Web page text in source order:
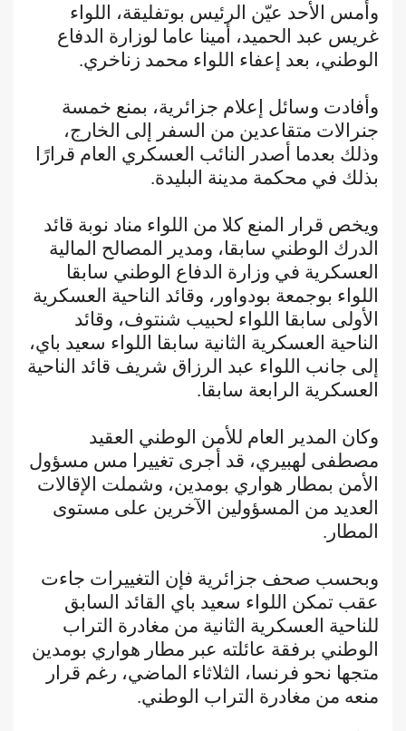
وأمس الأحد عيّن الرئيس بوتفليقة، اللواء
غريس عبد الحميد، أمينا عاما لوزارة الدفاع
الوطني، بعد إعفاء اللواء محمد زناخري.
وأفادت وسائل إعلام جزائرية، بمنع خمسة
جنرالات متقاعدين من السفر إلى الخارج،
وذلك بعدما أصدر النائب العسكري العام قرارًا
بذلك في محكمة مدينة البليدة.
ويخص قرار المنع كلا من اللواء مناد نوبة قائد
الدرك الوطني سابقا، ومدير المصالح المالية
العسكرية في وزارة الدفاع الوطني سابقا
اللواء بوجمعة بودواور، وقائد الناحية العسكرية
الأولى سابقا اللواء لحبيب شنتوف، وقائد
الناحية العسكرية الثانية سابقا اللواء سعيد باي،
إلى جانب اللواء عبد الرزاق شريف قائد الناحية
العسكرية الرابعة سابقا.
وكان المدير العام للأمن الوطني العقيد
مصطفى لهبيري، قد أجرى تغييرا مس مسؤول
الأمن بمطار هواري بومدين، وشملت الإقالات
العديد من المسؤولين الآخرين على مستوى
المطار.
وبحسب صحف جزائرية فإن التغييرات جاءت
عقب تمكن اللواء سعيد باي القائد السابق
للناحية العسكرية الثانية من مغادرة التراب
الوطني برفقة عائلته عبر مطار هواري بومدين
متجها نحو فرنسا، الثلاثاء الماضي، رغم قرار
منعه من مغادرة التراب الوطني.